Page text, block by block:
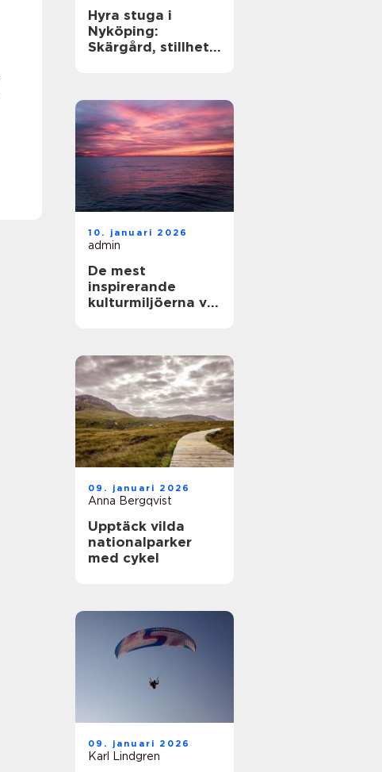
Hyra stuga i
Nyköping:
Skärgård, stillhet
10. januari 2026
admin
De mest
inspirerande
kulturmiljöerna vid
09. januari 2026
Anna Bergqvist
Upptäck vilda
nationalparker
med cykel
09. januari 2026
Karl Lindgren